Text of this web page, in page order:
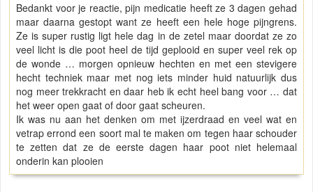
Bedankt voor je reactie, pijn medicatie heeft ze 3 dagen gehad
maar daarna gestopt want ze heeft een hele hoge pijngrens.
Ze is super rustig ligt hele dag in de zetel maar doordat ze zo
veel licht is die poot heel de tijd geplooid en super veel rek op
de wonde … morgen opnieuw hechten en met een stevigere
hecht techniek maar met nog iets minder huid natuurlijk dus
nog meer trekkracht en daar heb ik echt heel bang voor … dat
het weer open gaat of door gaat scheuren.
Ik was nu aan het denken om met ijzerdraad en veel wat en
vetrap errond een soort mal te maken om tegen haar schouder
te zetten dat ze de eerste dagen haar poot niet helemaal
onderin kan plooien